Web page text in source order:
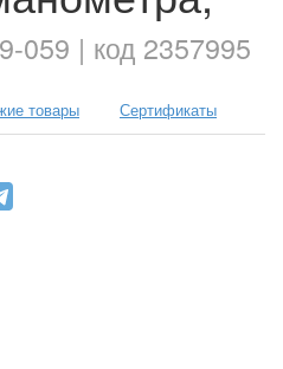
059 | код 2357995
товары Сертификаты